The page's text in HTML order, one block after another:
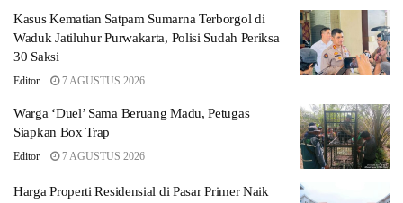
Kasus Kematian Satpam Sumarna Terborgol di
Waduk Jatiluhur Purwakarta, Polisi Sudah Periksa
30 Saksi
Editor 7 AGUSTUS 2026
Warga ‘Duel’ Sama Beruang Madu, Petugas
Siapkan Box Trap
Editor 7 AGUSTUS 2026
Harga Properti Residensial di Pasar Primer Naik